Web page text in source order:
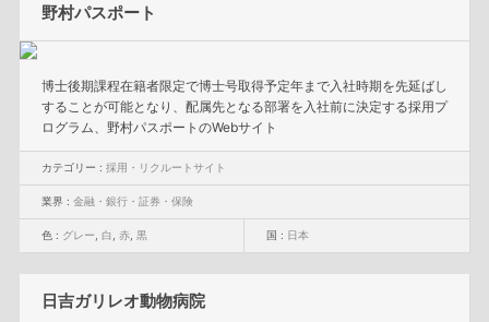
野村パスポート
博士後期課程在籍者限定で博士号取得予定年まで入社時期を先延ばし
することが可能となり、配属先となる部署を入社前に決定する採用プ
ログラム、野村パスポートのWebサイト
カテゴリー : 採用・リクルートサイト
業界 : 金融・銀行・証券・保険
色 : グレー 白 赤, 黒 国 : 日本
日吉ガリレオ動物病院